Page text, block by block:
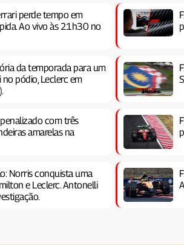
perde tempo em
Ao vivo às 21h30 no
da temporada para um
pódio, Leclerc em
com três
amarelas na
Norris conquista uma
e Leclerc. Antonelli